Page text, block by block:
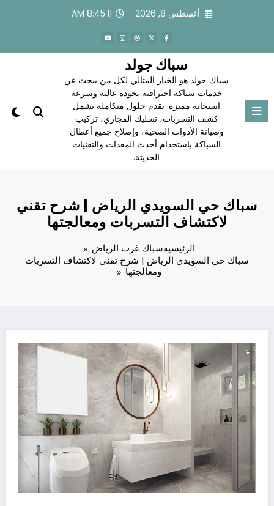
أغسطس 8, 2026 8:45:11 AM
سباك جولد
سباك جولد هو الخيار المثالي لكل من يبحث عن
خدمات سباكة احترافية بجودة عالية وسرعة
استجابة مميزة. نقدم حلول متكاملة تشمل
كشف التسربات، تسليك المجاري، تركيب
وصيانة الأدوات الصحية، وإصلاح جميع أعطال
السباكة باستخدام أحدث المعدات والتقنيات
الحديثة.
سباك حي السويدي الرياض | شرح تقني
لاكتشاف التسربات ومعالجتها
الرئيسيةسباك غرب الرياض
سباك حي السويدي الرياض | شرح تقني لاكتشاف التسربات
ومعالجتها